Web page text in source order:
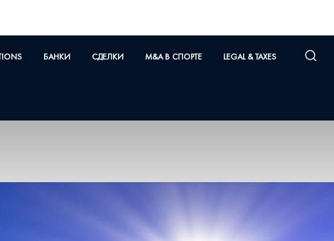
БАНКИ СДЕЛКИ M&A В СПОРТЕ LEGAL & TAXES